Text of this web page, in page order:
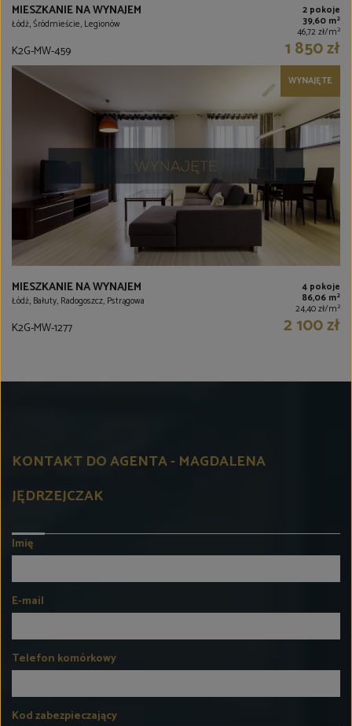
MIESZKANIE NA WYNAJEM
Łódź, Śródmieście, Legionów
2 pokoje
39,60 m2
46,72 zł/m2
K2G-MW-459 1 850 zł
WYNAJĘTE
MIESZKANIE NA WYNAJEM
Łódź, Bałuty, Radogoszcz, Pstrągowa
4 pokoje
86,06 m2
24,40 zł/m2
K2G-MW-1277 2 100 zł
KONTAKT DO AGENTA - MAGDALENA
JĘDRZEJCZAK
Imię
E-mail
Telefon komórkowy
Kod zabezpieczający